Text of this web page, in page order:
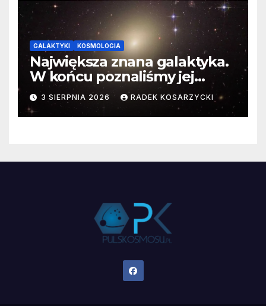
GALAKTYKI KOSMOLOGIA
Największa znana galaktyka.
W końcu poznaliśmy jej
faktyczne wymiary
3 SIERPNIA 2026 RADEK KOSARZYCKI